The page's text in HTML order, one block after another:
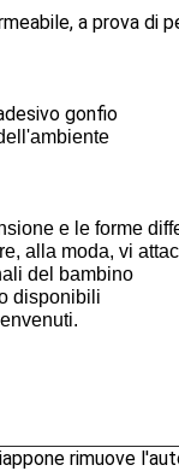
a prova
gonfio
e le forme
alla moda, vi
del bambino
disponibili
rimuove